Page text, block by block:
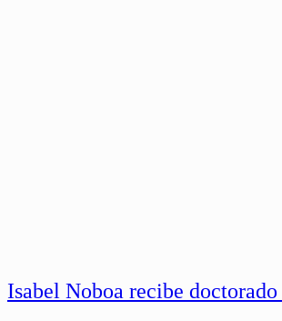
Isabel Noboa recibe